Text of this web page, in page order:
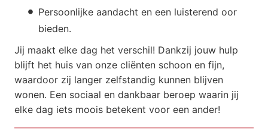
Persoonlijke aandacht en een luisterend oor
bieden.
Jij maakt elke dag het verschil! Dankzij jouw hulp
blijft het huis van onze cliënten schoon en fijn,
waardoor zij langer zelfstandig kunnen blijven
wonen. Een sociaal en dankbaar beroep waarin jij
elke dag iets moois betekent voor een ander!